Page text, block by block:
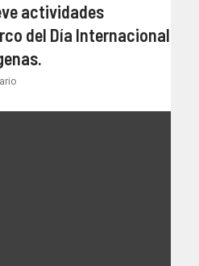
actividades
del Día Internacional